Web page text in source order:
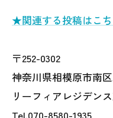
★関連する投稿はこ
〒252-0302
神奈川県相模原市南
リーフィアレジデン
Tel.070-8580-1935